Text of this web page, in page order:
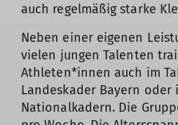
auch regelmäßig starke
Neben einer eigenen
vielen jungen Talenten
Athleten*innen auch im
Landeskader Bayern oder
Nationalkadern. Die